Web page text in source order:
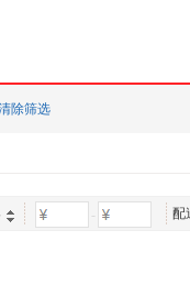
除筛选
- 配